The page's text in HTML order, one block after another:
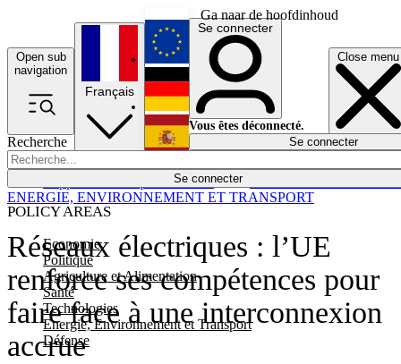
Ga naar de hoofdinhoud
Open sub
navigation
Close menu
Recherche
Se connecter
POLICY AREAS
Economie
Politique
Agriculture et Alimentation
Santé
Technologies
Energie, Environnement et Transport
Défense
Économie
Français
English
Deutsch
Español
Se connecter
Vous êtes déconnecté.
Se connecter
Réseaux électriques : l’UE
renforce ses compétences pour
faire face à une interconnexion
accrue
ENERGIE, ENVIRONNEMENT ET TRANSPORT